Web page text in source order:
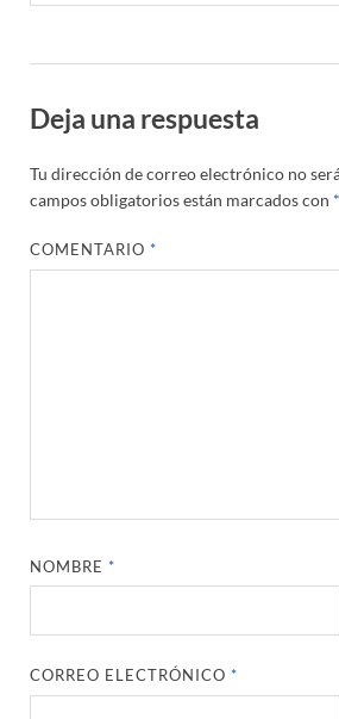
Deja una respuesta
Tu dirección de correo electrónico no
campos obligatorios están marcados con *
COMENTARIO*
NOMBRE*
CORREO ELECTRÓNICO*